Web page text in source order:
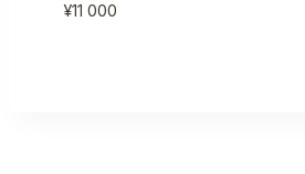
¥11 000